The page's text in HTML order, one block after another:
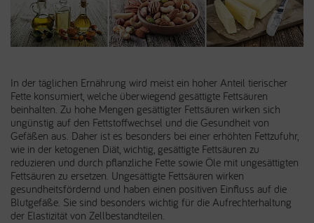
In der täglichen Ernährung wird meist ein hoher Anteil tierischer
Fette konsumiert, welche überwiegend gesättigte Fettsäuren
beinhalten. Zu hohe Mengen gesättigter Fettsäuren wirken sich
ungünstig auf den Fettstoffwechsel und die Gesundheit von
Gefäßen aus. Daher ist es besonders bei einer erhöhten Fettzufuhr,
wie in der ketogenen Diät, wichtig, gesättigte Fettsäuren zu
reduzieren und durch pflanzliche Fette sowie Öle mit ungesättigten
Fettsäuren zu ersetzen. Ungesättigte Fettsäuren wirken
gesundheitsfördernd und haben einen positiven Einfluss auf die
Blutgefäße. Sie sind besonders wichtig für die Aufrechterhaltung
der Elastizität von Zellbestandteilen.